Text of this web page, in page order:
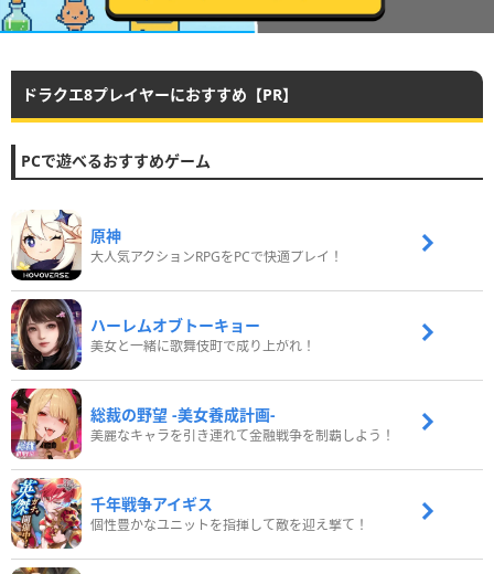
ドラクエ8プレイヤーにおすすめ【PR】
PCで遊べるおすすめゲーム
原神
大人気アクションRPGをPCで快適プレイ！
ハーレムオブトーキョー
美女と一緒に歌舞伎町で成り上がれ！
総裁の野望 -美女養成計画-
美麗なキャラを引き連れて金融戦争を制覇しよう！
千年戦争アイギス
個性豊かなユニットを指揮して敵を迎え撃て！